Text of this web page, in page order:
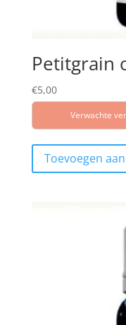
Petitgrain
€5,00
Verwachte
Toevoegen